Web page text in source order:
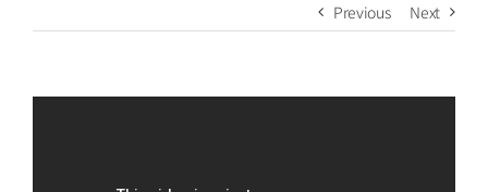
Previous Next